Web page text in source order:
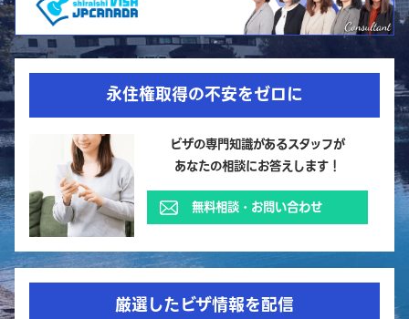
永住権取得の不安をゼロに
ビザの専門知識があるスタッフが
あなたの相談にお答えします！
無料相談・お問い合わせ
厳選したビザ情報を配信